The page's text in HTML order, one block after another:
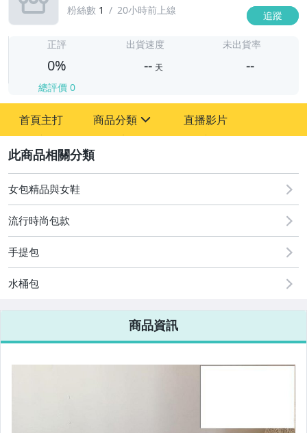
粉絲數 1 20小時前上線 追蹤
正評
0%
總評價 0
出貨速度
-- 天
未出貨率
--
首頁主打 商品分類
圖書/影音/文具
古董、藝術與礦石
手機、配件與通訊
美容保養與彩妝
電腦、平板與周邊
運動、戶外與休閒
汽機車精品百貨
直播影片
女包精品與女鞋
流行時尚包款
手提包
水桶包
商品資訊